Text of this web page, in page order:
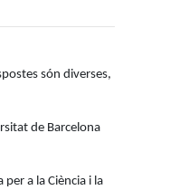
són diverses,
de Barcelona
a la Ciència i la